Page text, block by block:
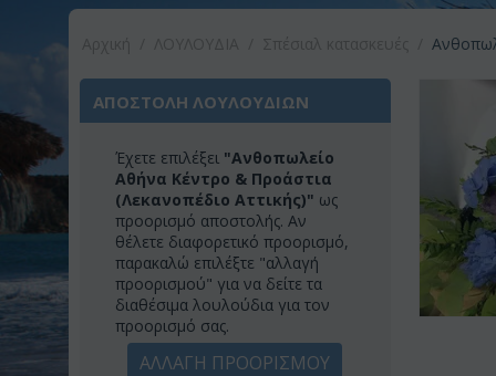
ΑΠΟΣΤΟΛΗ ΛΟΥΛΟΥΔΙΩΝ
Έχετε επιλέξει "Ανθοπωλείο
Αθήνα Κέντρο & Προάστια
(Λεκανοπέδιο Αττικής)" ως
προορισμό αποστολής. Αν
θέλετε διαφορετικό προορισμό,
παρακαλώ επιλέξτε "αλλαγή
προορισμού" για να δείτε τα
διαθέσιμα λουλούδια για τον
προορισμό σας.
ΑΛΛΑΓΗ ΠΡΟΟΡΙΣΜΟΥ